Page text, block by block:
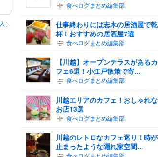
人）
食べログまとめ編集部
仕事終わりには志木の居酒屋で乾
杯！おすすめの居酒屋7選
食べログまとめ編集部
【川越】オープンテラスがあるカ
フェ6選！小江戸散策で寄...
食べログまとめ編集部
川越エリアのカフェ！おしゃれな
お店13選
食べログまとめ編集部
川越のレトロなカフェ巡り！時が
止まったような隠れ家空間...
食べログまとめ編集部